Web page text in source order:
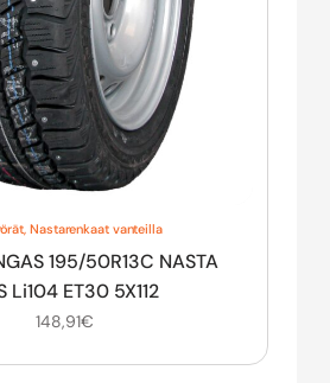
, Nastarenkaat vanteilla
195/50R13C NASTA
Li104 ET30 5X112
148,91€